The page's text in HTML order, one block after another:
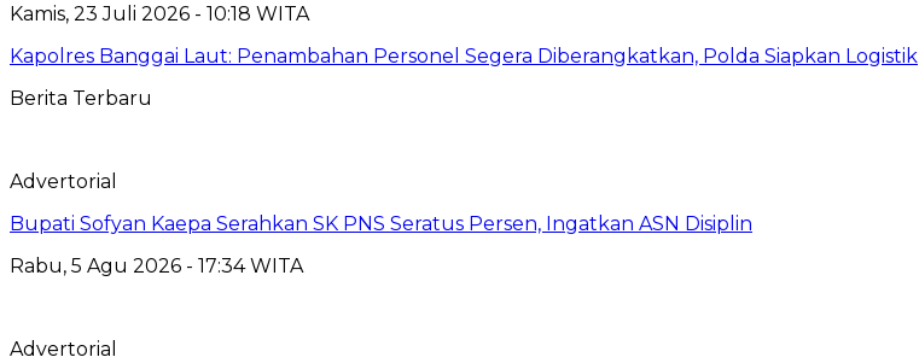
Kamis, 23 Juli 2026 - 10:18 WITA
Kapolres Banggai Laut: Penambahan Personel Segera Diberangkatkan, Polda Siapkan Logistik
Berita Terbaru
Advertorial
Bupati Sofyan Kaepa Serahkan SK PNS Seratus Persen, Ingatkan ASN Disiplin
Rabu, 5 Agu 2026 - 17:34 WITA
Advertorial